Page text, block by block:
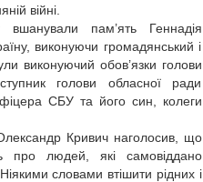
війні.
пам’ять Геннадія
виконуючи громадянський і
виконуючий обов’язки голови
голови обласної ради
СБУ та його син, колеги
Кривич наголосив, що
про людей, які самовіддано
словами втішити рідних і